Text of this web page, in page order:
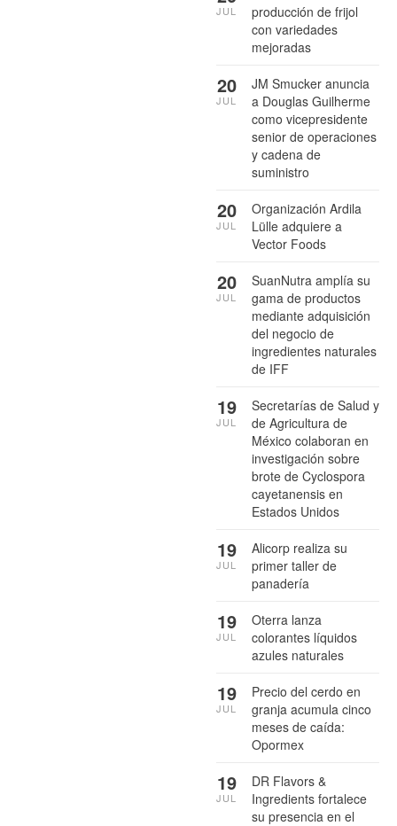
producción de frijol
con variedades
mejoradas
JUL
JM Smucker anuncia
a Douglas Guilherme
como vicepresidente
senior de operaciones
y cadena de
suministro
20
JUL
Organización Ardila
Lülle adquiere a
Vector Foods
20
JUL
SuanNutra amplía su
gama de productos
mediante adquisición
del negocio de
ingredientes naturales
de IFF
20
JUL
Secretarías de Salud y
de Agricultura de
México colaboran en
investigación sobre
brote de Cyclospora
cayetanensis en
Estados Unidos
19
JUL
Alicorp realiza su
primer taller de
panadería
19
JUL
Oterra lanza
colorantes líquidos
azules naturales
19
JUL
Precio del cerdo en
granja acumula cinco
meses de caída:
Opormex
19
JUL
DR Flavors &
Ingredients fortalece
su presencia en el
19
JUL